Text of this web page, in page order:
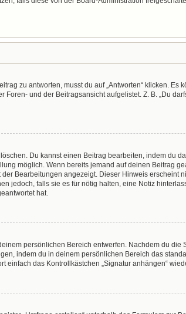
zu antworten, musst du auf „Antworten“ klicken. Es
und der Beitragsansicht aufgelistet. Z. B. „Du
Du kannst einen Beitrag bearbeiten, indem du
möglich. Wenn bereits jemand auf deinen Beitrag
Bearbeitungen angezeigt. Dieser Hinweis erscheint
jedoch, falls sie es für nötig halten, eine Notiz
hat.
persönlichen Bereich entwerfen. Nachdem du die
indem du in deinem persönlichen Bereich das
das Kontrollkästchen „Signatur anhängen“